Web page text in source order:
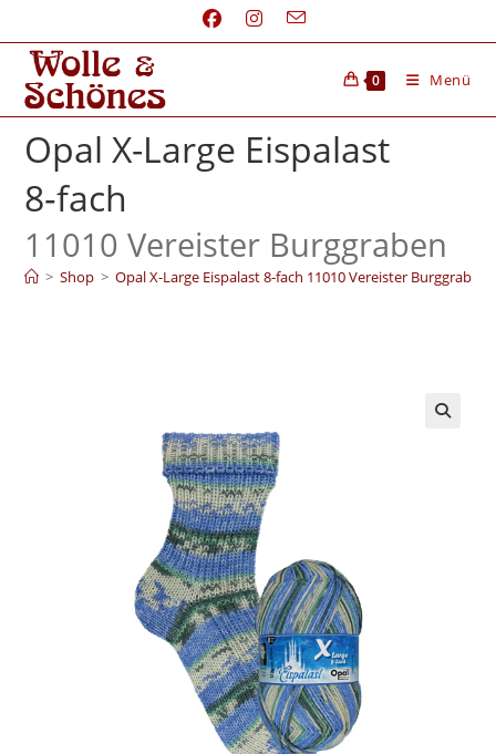
0 Menü
Opal X-Large Eispalast
8‑fach
11010 Vereister Burggraben
> Shop > Opal X-Large Eispalast 8‑fach 11010 Vereister Burggraben